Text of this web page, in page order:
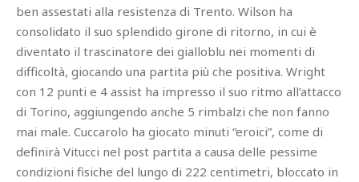
ben assestati alla resistenza di Trento. Wilson ha
consolidato il suo splendido girone di ritorno, in cui è
diventato il trascinatore dei gialloblu nei momenti di
difficoltà, giocando una partita più che positiva. Wright
con 12 punti e 4 assist ha impresso il suo ritmo all’attacco
di Torino, aggiungendo anche 5 rimbalzi che non fanno
mai male. Cuccarolo ha giocato minuti “eroici”, come di
definirà Vitucci nel post partita a causa delle pessime
condizioni fisiche del lungo di 222 centimetri, bloccato in